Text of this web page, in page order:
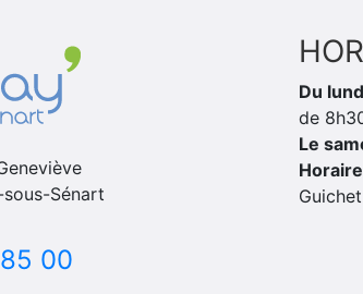
Sénart
00
Du
de
Le